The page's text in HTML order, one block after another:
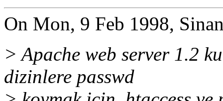
On Mon, 9 Feb 1998,
> Apache web server 1.2
dizinlere passwd